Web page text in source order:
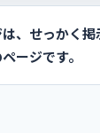
、せっかく
ージです。